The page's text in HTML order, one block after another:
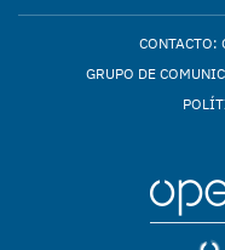
CONTACTO:
GRUPO DE